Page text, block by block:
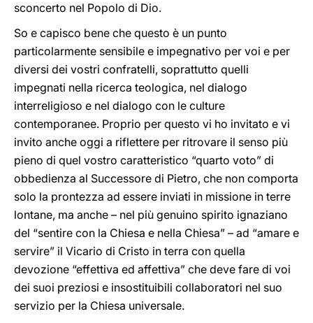
sconcerto nel Popolo di Dio.
So e capisco bene che questo è un punto
particolarmente sensibile e impegnativo per voi e per
diversi dei vostri confratelli, soprattutto quelli
impegnati nella ricerca teologica, nel dialogo
interreligioso e nel dialogo con le culture
contemporanee. Proprio per questo vi ho invitato e vi
invito anche oggi a riflettere per ritrovare il senso più
pieno di quel vostro caratteristico “quarto voto” di
obbedienza al Successore di Pietro, che non comporta
solo la prontezza ad essere inviati in missione in terre
lontane, ma anche – nel più genuino spirito ignaziano
del “sentire con la Chiesa e nella Chiesa” – ad “amare e
servire” il Vicario di Cristo in terra con quella
devozione “effettiva ed affettiva” che deve fare di voi
dei suoi preziosi e insostituibili collaboratori nel suo
servizio per la Chiesa universale.